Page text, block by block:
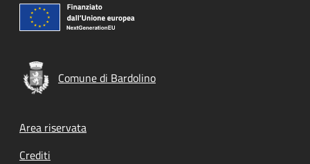
Comune di Bardolino
Footer menu
Area riservata
Crediti